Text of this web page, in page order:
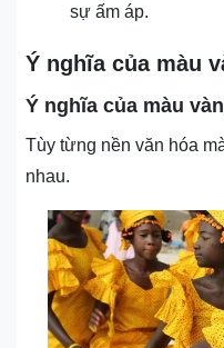
sự ấm áp.
Ý nghĩa của màu
Ý nghĩa của màu
Tùy từng nền văn hóa
nhau.